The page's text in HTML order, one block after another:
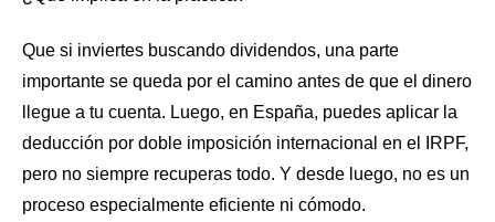
Que si inviertes buscando dividendos, una parte
importante se queda por el camino antes de que el dinero
llegue a tu cuenta. Luego, en España, puedes aplicar la
deducción por doble imposición internacional en el IRPF,
pero no siempre recuperas todo. Y desde luego, no es un
proceso especialmente eficiente ni cómodo.